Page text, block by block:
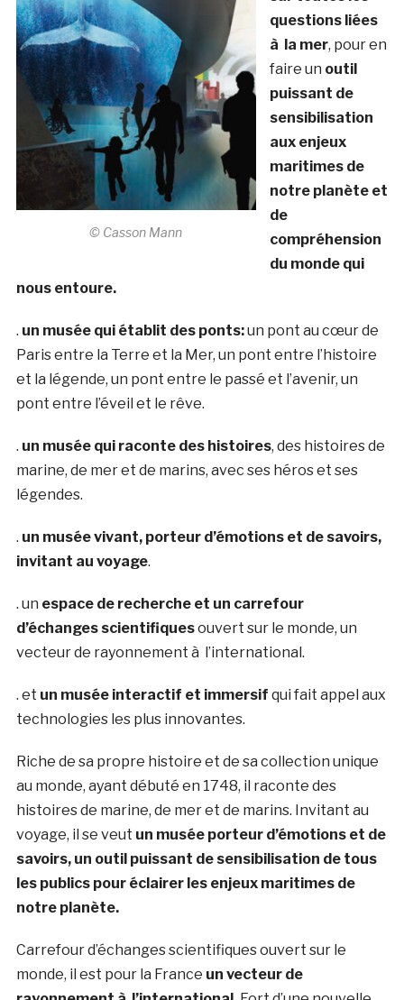
© Casson Mann
questions liées
à la mer, pour en
faire un outil
puissant de
sensibilisation
aux enjeux
maritimes de
notre planète et
de
compréhension
du monde qui
nous entoure.
. un musée qui établit des ponts:un pont au cœur de
Paris entre la Terre et la Mer, un pont entre l’histoire
et la légende, un pont entre le passé et l’avenir, un
pont entre l’éveil et le rêve.
. un musée qui raconte des histoires, des histoires de
marine, de mer et de marins, avec ses héros et ses
légendes.
. un musée vivant, porteur d’émotions et de savoirs,
invitant au voyage.
. un espace de recherche et un carrefour
d’échanges scientifiquesouvert sur le monde, un
vecteur de rayonnement à l’international.
. et un musée interactif et immersif qui fait appel aux
technologies les plus innovantes.
Riche de sa propre histoire et de sa collection unique
au monde, ayant débuté en 1748, il raconte des
histoires de marine, de mer et de marins. Invitant au
voyage, il se veut un musée porteur d’émotions et de
savoirs, un outil puissant de sensibilisation de tous
les publics pour éclairer les enjeux maritimes de
notre planète.
Carrefour d’échanges scientifiques ouvert sur le
monde, il est pour la France un vecteur de